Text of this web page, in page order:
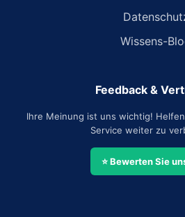
Wissens-
Feedback &
Ihre Meinung ist uns wichtig!
Service weiter zu
⭐ Bewerten Sie